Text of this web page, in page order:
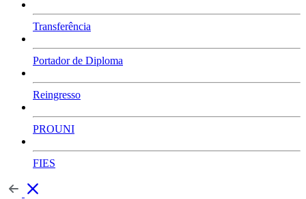
Transferência
Portador de Diploma
Reingresso
PROUNI
FIES